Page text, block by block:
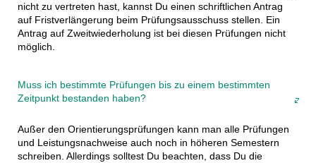
nicht zu vertreten hast, kannst Du einen schriftlichen Antrag
auf Fristverlängerung beim Prüfungsausschuss stellen. Ein
Antrag auf Zweitwiederholung ist bei diesen Prüfungen nicht
möglich.
Muss ich bestimmte Prüfungen bis zu einem bestimmten
Zeitpunkt bestanden haben?
Außer den Orientierungsprüfungen kann man alle Prüfungen
und Leistungsnachweise auch noch in höheren Semestern
schreiben. Allerdings solltest Du beachten, dass Du die